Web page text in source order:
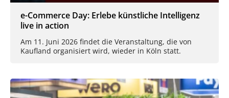
e-Commerce Day: Erlebe künstliche Intelligenz
live in action
Am 11. Juni 2026 findet die Veranstaltung, die von
Kaufland organisiert wird, wieder in Köln statt.